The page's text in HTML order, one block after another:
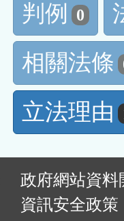
判例
0
相關法條
立法理由
政府網站資料
資訊安全政策